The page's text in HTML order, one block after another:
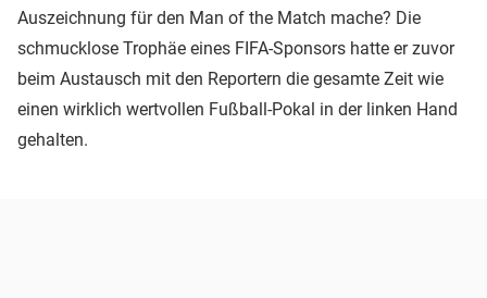
Auszeichnung für den Man of the Match mache? Die
schmucklose Trophäe eines FIFA-Sponsors hatte er zuvor
beim Austausch mit den Reportern die gesamte Zeit wie
einen wirklich wertvollen Fußball-Pokal in der linken Hand
gehalten.